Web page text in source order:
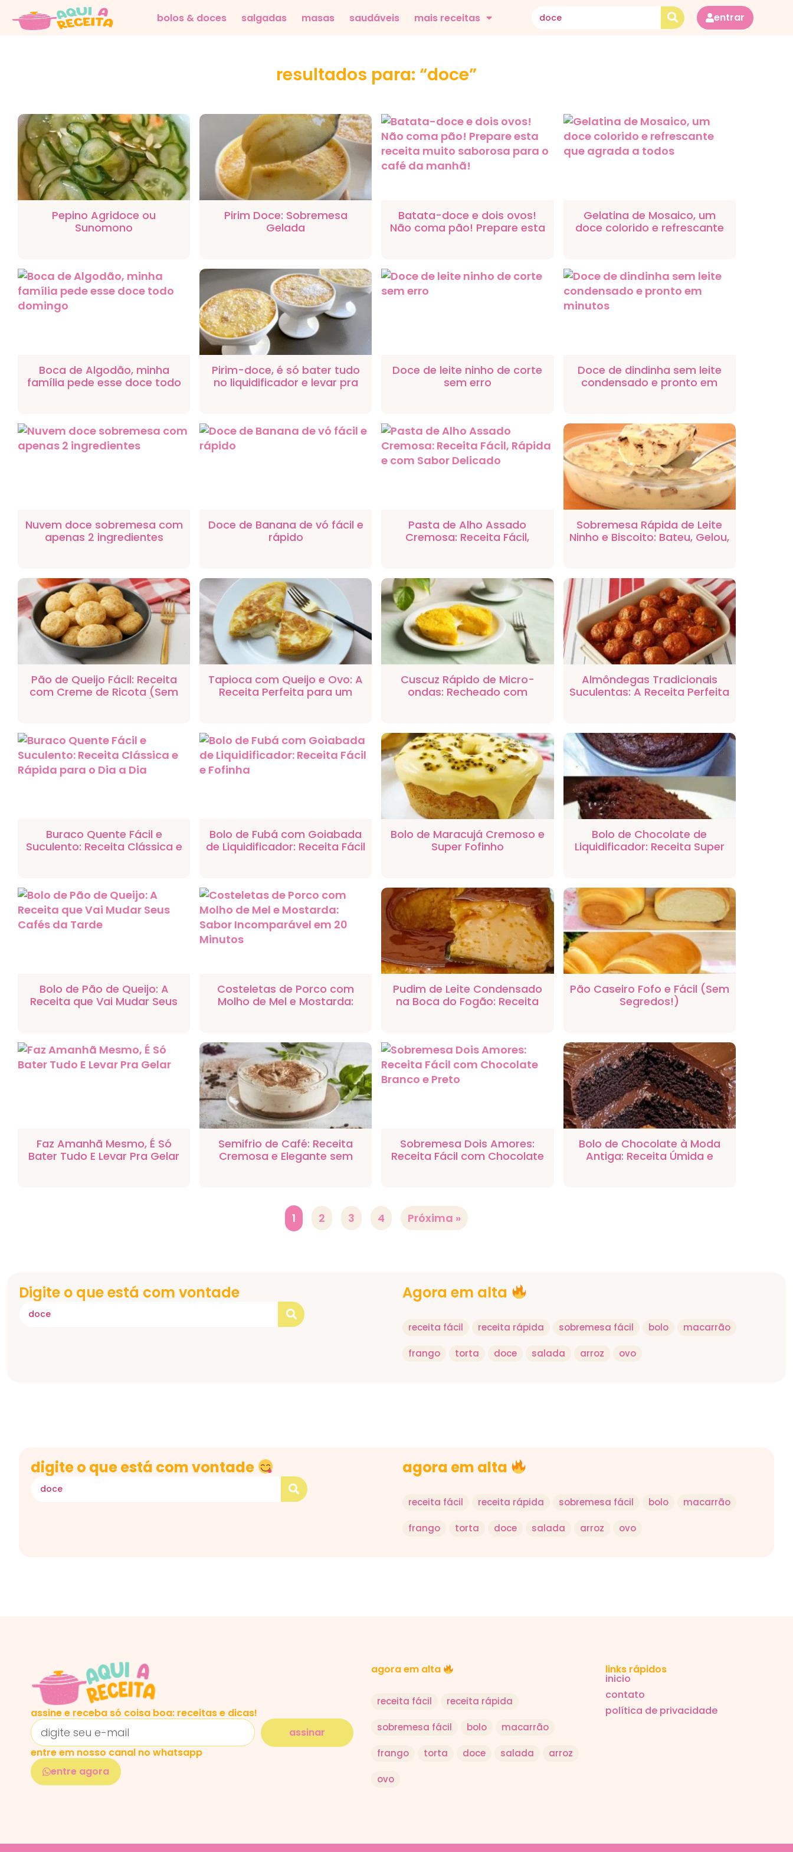
bolos & doces salgadas masas saudáveis mais receitas entrar
resultados para: “doce”
Pepino Agridoce ou
Sunomono
Pirim Doce: Sobremesa
Gelada
Batata-doce e dois ovos!
Não coma pão! Prepare esta
Gelatina de Mosaico, um
doce colorido e refrescante
Boca de Algodão, minha
família pede esse doce todo
Pirim-doce, é só bater tudo
no liquidificador e levar pra
Doce de leite ninho de corte
sem erro
Doce de dindinha sem leite
condensado e pronto em
Nuvem doce sobremesa com
apenas 2 ingredientes
Doce de Banana de vó fácil e
rápido
Pasta de Alho Assado
Cremosa: Receita Fácil,
Sobremesa Rápida de Leite
Ninho e Biscoito: Bateu, Gelou,
Pão de Queijo Fácil: Receita
com Creme de Ricota (Sem
Tapioca com Queijo e Ovo: A
Receita Perfeita para um
Cuscuz Rápido de Micro-
ondas: Recheado com
Almôndegas Tradicionais
Suculentas: A Receita Perfeita
Buraco Quente Fácil e
Suculento: Receita Clássica e
Bolo de Fubá com Goiabada
de Liquidificador: Receita Fácil
Bolo de Maracujá Cremoso e
Super Fofinho
Bolo de Chocolate de
Liquidificador: Receita Super
Bolo de Pão de Queijo: A
Receita que Vai Mudar Seus
Costeletas de Porco com
Molho de Mel e Mostarda:
Pudim de Leite Condensado
na Boca do Fogão: Receita
Pão Caseiro Fofo e Fácil (Sem
Segredos!)
Faz Amanhã Mesmo, É Só
Bater Tudo E Levar Pra Gelar
Semifrio de Café: Receita
Cremosa e Elegante sem
Sobremesa Dois Amores:
Receita Fácil com Chocolate
Bolo de Chocolate à Moda
Antiga: Receita Úmida e
1 2 3 4 Próxima »
Digite o que está com vontade Agora em alta
receita fácil receita rápida sobremesa fácil bolo macarrão
frango torta doce salada arroz ovo
digite o que está com vontade agora em alta
receita fácil receita rápida sobremesa fácil bolo macarrão
frango torta doce salada arroz ovo
assine e receba só coisa boa: receitas e dicas!
assinar
entre em nosso canal no whatsapp
entre agora
agora em alta
receita fácil receita rápida
sobremesa fácil bolo macarrão
frango torta doce salada arroz
ovo
links rápidos
inicio
contato
política de privacidade